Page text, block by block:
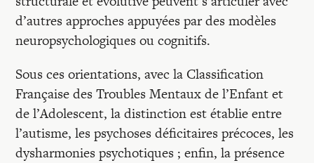
d’autres approches appuyées par des modèles
neuropsychologiques ou cognitifs.
Sous ces orientations, avec la Classification
Française des Troubles Mentaux de l’Enfant et
de l’Adolescent, la distinction est établie entre
l’autisme, les psychoses déficitaires précoces, les
dysharmonies psychotiques ; enfin, la présence